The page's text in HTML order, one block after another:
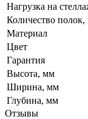
Нагрузка на
Количество
Материал
Цвет
Гарантия
Высота, мм
Ширина, мм
Глубина, мм
Отзывы